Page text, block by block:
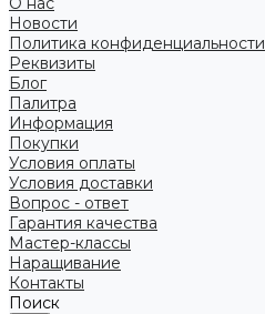
Новости
Политика конфиденциальности
Реквизиты
Блог
Палитра
Информация
Покупки
Условия оплаты
Условия доставки
Вопрос - ответ
Гарантия качества
Мастер-классы
Наращивание
Контакты
Поиск